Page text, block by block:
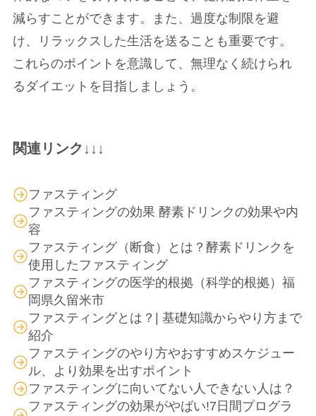
減らすことができます。また、過度な制限を避
け、リラックスした生活を送ることも重要です。
これらのポイントを意識して、無理なく続けられ
るダイエットを目指しましょう。
関連リンク↓↓↓
ファスティング
ファスティングの効果 酵素ドリンクの効果や内
容
ファスティング（断食）とは？酵素ドリンクを
使用したファスティング
ファスティングの医学的根拠（科学的根拠）福
岡県久留米市
ファスティングとは？| 基礎知識からやり方まで
紹介
ファスティングのやり方やおすすめスケジュー
ル、より効果を出すポイント
ファスティングに向いてない人できない人は？
ファスティングの効果がやばい!7日間プログラ